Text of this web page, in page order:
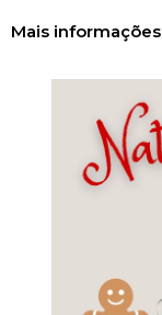
Mais informações